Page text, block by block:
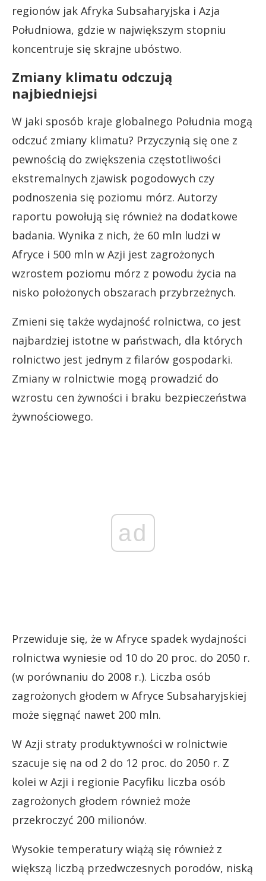
regionów jak Afryka Subsaharyjska i Azja
Południowa, gdzie w największym stopniu
koncentruje się skrajne ubóstwo.
Zmiany klimatu odczują
najbiedniejsi
W jaki sposób kraje globalnego Południa mogą
odczuć zmiany klimatu? Przyczynią się one z
pewnością do zwiększenia częstotliwości
ekstremalnych zjawisk pogodowych czy
podnoszenia się poziomu mórz. Autorzy
raportu powołują się również na dodatkowe
badania. Wynika z nich, że 60 mln ludzi w
Afryce i 500 mln w Azji jest zagrożonych
wzrostem poziomu mórz z powodu życia na
nisko położonych obszarach przybrzeżnych.
Zmieni się także wydajność rolnictwa, co jest
najbardziej istotne w państwach, dla których
rolnictwo jest jednym z filarów gospodarki.
Zmiany w rolnictwie mogą prowadzić do
wzrostu cen żywności i braku bezpieczeństwa
żywnościowego.
ad
Przewiduje się, że w Afryce spadek wydajności
rolnictwa wyniesie od 10 do 20 proc. do 2050 r.
(w porównaniu do 2008 r.). Liczba osób
zagrożonych głodem w Afryce Subsaharyjskiej
może sięgnąć nawet 200 mln.
W Azji straty produktywności w rolnictwie
szacuje się na od 2 do 12 proc. do 2050 r. Z
kolei w Azji i regionie Pacyfiku liczba osób
zagrożonych głodem również może
przekroczyć 200 milionów.
Wysokie temperatury wiążą się również z
większą liczbą przedwczesnych porodów, niską